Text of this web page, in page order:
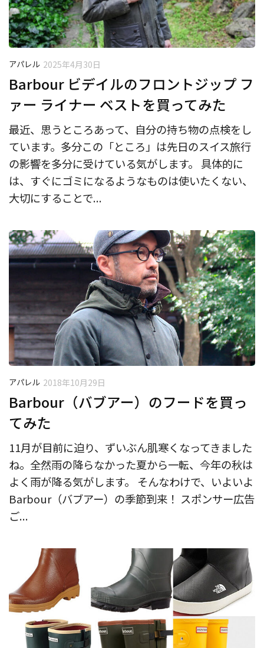
アパレル 2025年4月30日
Barbour ビデイルのフロントジップ フ
ァー ライナー ベストを買ってみた
最近、思うところあって、自分の持ち物の点検をし
ています。多分この「ところ」は先日のスイス旅行
の影響を多分に受けている気がします。 具体的に
は、すぐにゴミになるようなものは使いたくない、
大切にすることで...
アパレル 2018年10月29日
Barbour（バブアー）のフードを買っ
てみた
11月が目前に迫り、ずいぶん肌寒くなってきました
ね。全然雨の降らなかった夏から一転、今年の秋は
よく雨が降る気がします。 そんなわけで、いよいよ
Barbour（バブアー）の季節到来！ スポンサー広告
ご...